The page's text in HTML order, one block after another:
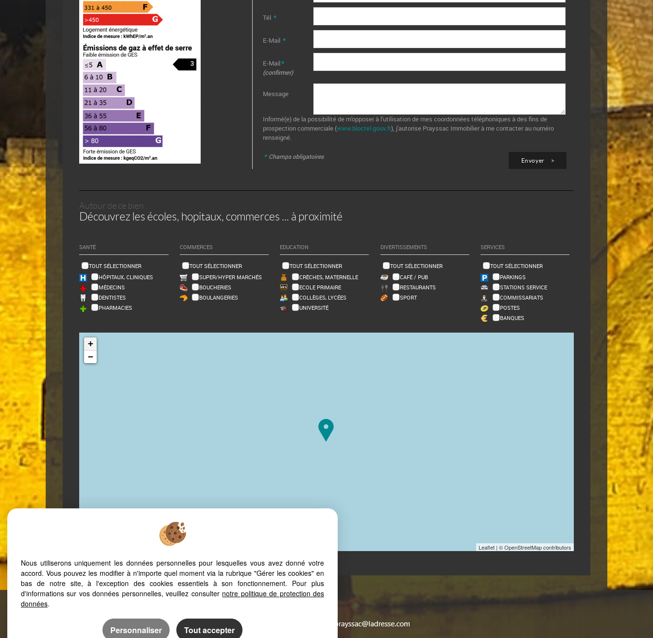
Tél *
E-Mail *
E-Mail*
(confirmer)
Message
Informé(e) de la possibilité de m'opposer à l'utilisation de mes coordonnées téléphoniques à des fins de
prospection commerciale (www.bloctel.gouv.fr), j'autorise Prayssac Immobilier à me contacter au numéro
renseigné.
* Champs obligatoires
Autour de ce bien :
Découvrez les écoles, hopitaux, commerces ... à proximité
SANTÉ
TOUT SÉLECTIONNER
HÔPITAUX, CLINIQUES
MÉDECINS
DENTISTES
PHARMACIES
COMMERCES
TOUT SÉLECTIONNER
SUPER/HYPER MARCHÉS
BOUCHERIES
BOULANGERIES
EDUCATION
TOUT SÉLECTIONNER
CRÈCHES, MATERNELLE
ECOLE PRIMAIRE
COLLÈGES, LYCÉES
UNIVERSITÉ
DIVERTISSEMENTS
TOUT SÉLECTIONNER
CAFÉ / PUB
RESTAURANTS
SPORT
SERVICES
TOUT SÉLECTIONNER
PARKINGS
STATIONS SERVICE
COMMISSARIATS
POSTES
BANQUES
+
−
Leaflet| © OpenStreetMap contributors
2 avenue du Colonel Pardes
Prayssac
Nous utiliserons uniquement les données personnelles pour lesquelles vous avez donné votre
accord. Vous pouvez les modifier à n'importe quel moment via la rubrique "Gérer les cookies" en
bas de notre site, à l'exception des cookies essentiels à son fonctionnement. Pour plus
d'informations sur vos données personnelles, veuillez consulter notre politique de protection des
données.
Personnaliser Tout accepter